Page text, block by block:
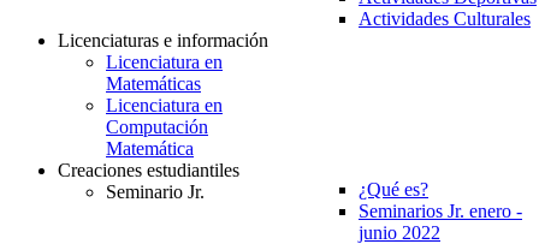
Actividades Culturales
Licenciaturas e información
Licenciatura en
Matemáticas
Licenciatura en
Computación
Matemática
Creaciones estudiantiles
Seminario Jr.
¿Qué es?
Seminarios Jr. enero -
junio 2022